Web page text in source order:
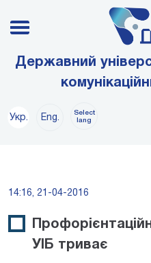
Державний
Укр. Eng.
Select
lang
14:16, 21-04-2016
УІБ триває